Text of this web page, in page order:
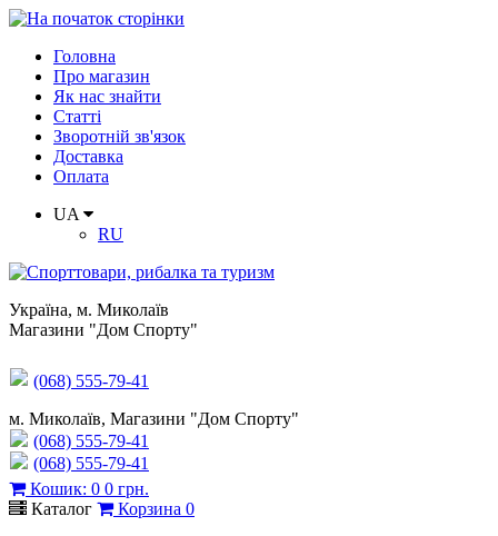
Головна
Про магазин
Як нас знайти
Статті
Зворотній зв'язок
Доставка
Оплата
UA
RU
Україна, м. Миколаїв
Магазини "Дом Спорту"
(068) 555-79-41
м. Миколаїв, Магазини "Дом Спорту"
(068) 555-79-41
(068) 555-79-41
Кошик: 0 0 грн.
Каталог
Корзина 0